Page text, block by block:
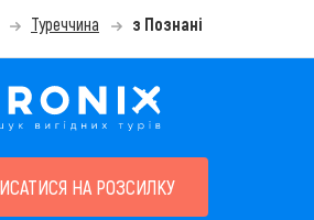
Туреччина з Познані
НА РОЗСИЛКУ